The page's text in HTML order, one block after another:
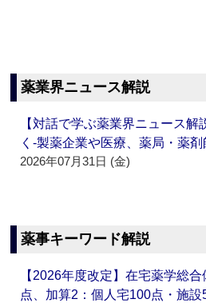
薬業界ニュース解説
【対話で学ぶ薬業界ニュース
く‐製薬企業や医療、薬局・薬
2026年07月31日 (金)
薬事キーワード解説
【2026年度改定】在宅薬学総
点、加算2：個人宅100点・施